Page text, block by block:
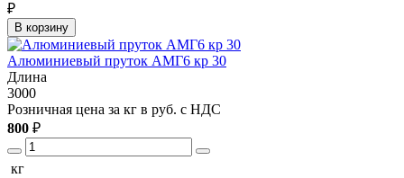
₽
В корзину
Алюминиевый пруток АМГ6 кр 30
Длина
3000
Розничная цена за кг в руб. с НДС
800 ₽
кг